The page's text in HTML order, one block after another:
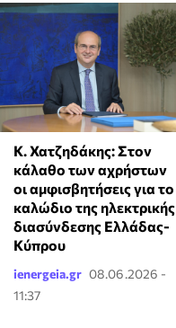
Κ. Χατζηδάκης: Στον
κάλαθο των αχρήστων
οι αμφισβητήσεις για το
καλώδιο της ηλεκτρικής
διασύνδεσης Ελλάδας-
Κύπρου
ienergeia.gr 08.06.2026 -
11:37